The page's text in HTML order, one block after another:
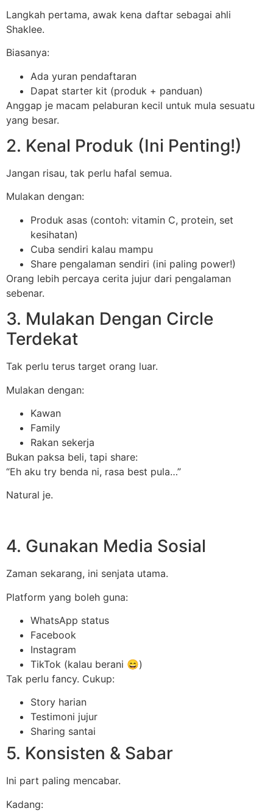
Langkah pertama, awak kena daftar sebagai ahli
Shaklee.
Biasanya:
Ada yuran pendaftaran
Dapat starter kit (produk + panduan)
Anggap je macam pelaburan kecil untuk mula sesuatu
yang besar.
2. Kenal Produk (Ini Penting!)
Jangan risau, tak perlu hafal semua.
Mulakan dengan:
Produk asas (contoh: vitamin C, protein, set
kesihatan)
Cuba sendiri kalau mampu
Share pengalaman sendiri (ini paling power!)
Orang lebih percaya cerita jujur dari pengalaman
sebenar.
3. Mulakan Dengan Circle
Terdekat
Tak perlu terus target orang luar.
Mulakan dengan:
Kawan
Family
Rakan sekerja
Bukan paksa beli, tapi share:
“Eh aku try benda ni, rasa best pula…”
Natural je.
4. Gunakan Media Sosial
Zaman sekarang, ini senjata utama.
Platform yang boleh guna:
WhatsApp status
Facebook
Instagram
TikTok (kalau berani 😄)
Tak perlu fancy. Cukup:
Story harian
Testimoni jujur
Sharing santai
5. Konsisten & Sabar
Ini part paling mencabar.
Kadang: